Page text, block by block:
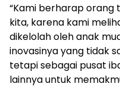
“Kami berharap
kita, karena kami
dikelolah oleh anak
inovasinya yang tidak
tetapi sebagai pusat
lainnya untuk